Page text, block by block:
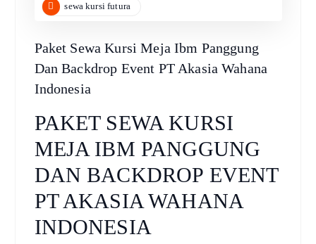
sewa kursi futura
Paket Sewa Kursi Meja Ibm Panggung
Dan Backdrop Event PT Akasia Wahana
Indonesia
PAKET SEWA KURSI
MEJA IBM PANGGUNG
DAN BACKDROP EVENT
PT AKASIA WAHANA
INDONESIA